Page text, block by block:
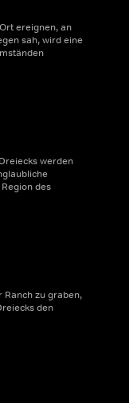
ereignen, an
sah, wird eine
werden
des
Ranch zu graben,
den